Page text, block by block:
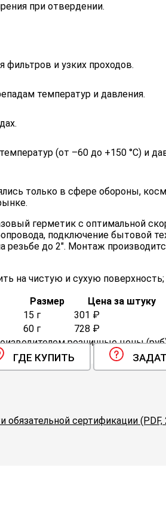
при отвердении.
фильтров и узких проходов.
температур и давления.
(от –60 до +150 °C) и
только в сфере обороны,
герметик с оптимальной
подключение бытовой
до 2". Монтаж
на чистую и сухую
Размер
Цена за штуку
15 г
301 ₽
60 г
728 ₽
розничные цены
ГДЕ КУПИТЬ
обязательной сертификации